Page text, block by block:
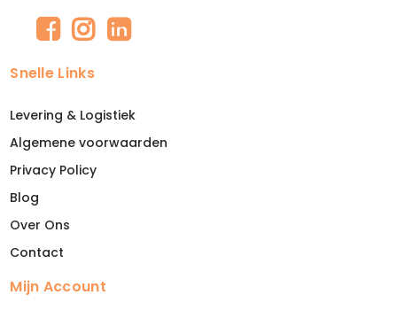
Snelle Links
Levering & Logistiek
Algemene voorwaarden
Privacy Policy
Blog
Over Ons
Contact
Mijn Account